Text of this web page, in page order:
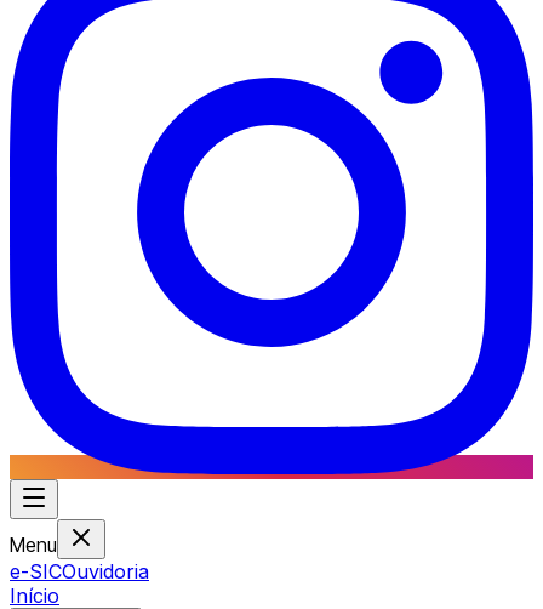
Menu
e-SICOuvidoria
Início